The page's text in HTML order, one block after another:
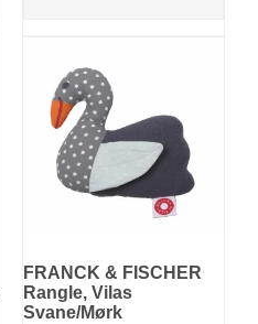
FRANCK & FISCHER
Rangle, Vilas
Svane/Mørk